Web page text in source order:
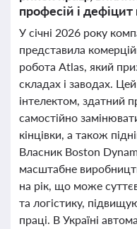
професій і дефіцит
У січні 2026 року
представила
робота Atlas, який
складах і заводах.
інтелектом, здатний
самостійно
кінцівки, а також
Власник Boston
масштабне
на рік, що може
та логістику,
праці. В Україні